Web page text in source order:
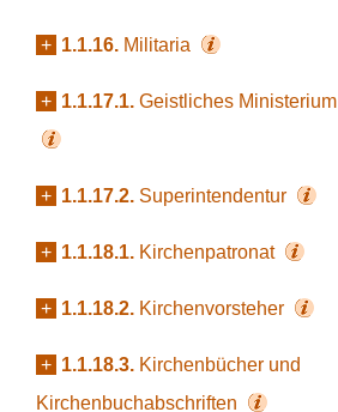
+ 1.1.16. Militaria
+ 1.1.17.1. Geistliches Ministerium
+ 1.1.17.2. Superintendentur
+ 1.1.18.1. Kirchenpatronat
+ 1.1.18.2. Kirchenvorsteher
+ 1.1.18.3. Kirchenbücher und
Kirchenbuchabschriften